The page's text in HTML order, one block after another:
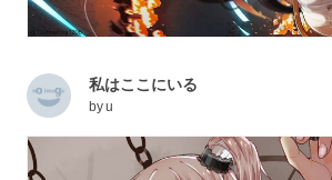
私はここにいる
byu